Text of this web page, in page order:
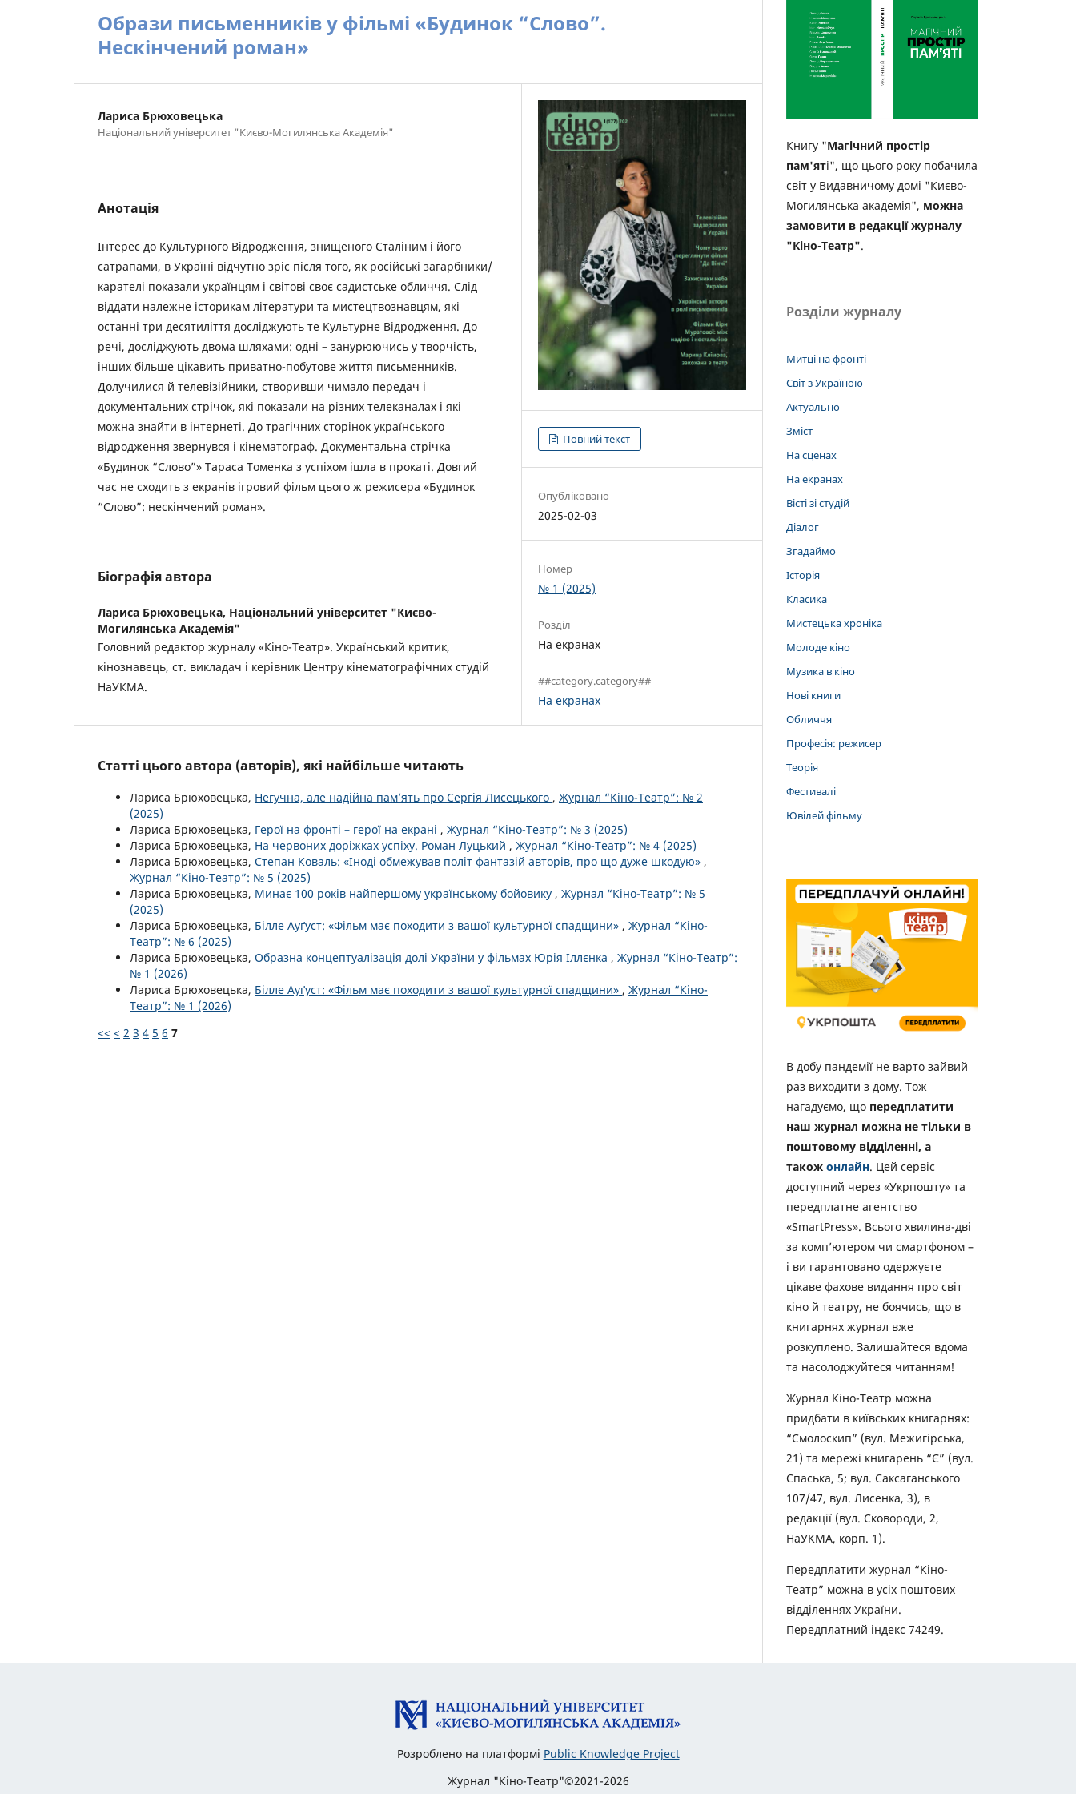
Образи письменників у фільмі «Будинок “Слово”.
Нескінчений роман»
Лариса Брюховецька
Національний університет "Києво-Могилянська Академія"
Анотація
Інтерес до Культурного Відродження, знищеного Сталіним і його
сатрапами, в Україні відчутно зріс після того, як російські загарбники/
карателі показали українцям і світові своє садистське обличчя. Слід
віддати належне історикам літератури та мистецтвознавцям, які
останні три десятиліття досліджують те Культурне Відродження. До
речі, досліджують двома шляхами: одні – занурюючись у творчість,
інших більше цікавить приватно-побутове життя письменників.
Долучилися й телевізійники, створивши чимало передач і
документальних стрічок, які показали на різних телеканалах і які
можна знайти в інтернеті. До трагічних сторінок українського
відродження звернувся і кінематограф. Документальна стрічка
«Будинок “Слово”» Тараса Томенка з успіхом ішла в прокаті. Довгий
час не сходить з екранів ігровий фільм цього ж режисера «Будинок
“Слово”: нескінчений роман».
Біографія автора
Лариса Брюховецька, Національний університет "Києво-
Могилянська Академія"
Головний редактор журналу «Кіно-Театр». Український критик,
кінознавець, ст. викладач і керівник Центру кінематографічних студій
НаУКМА.
Повний текст
Опубліковано
2025-02-03
Номер
№ 1 (2025)
Розділ
На екранах
##category.category##
На екранах
Статті цього автора (авторів), які найбільше читають
Лариса Брюховецька, Негучна, але надійна пам’ять про Сергія Лисецького , Журнал “Кіно-Театр”: № 2
(2025)
Лариса Брюховецька, Герої на фронті – герої на екрані , Журнал “Кіно-Театр”: № 3 (2025)
Лариса Брюховецька, На червоних доріжках успіху. Роман Луцький , Журнал “Кіно-Театр”: № 4 (2025)
Лариса Брюховецька, Степан Коваль: «Іноді обмежував політ фантазій авторів, про що дуже шкодую» ,
Журнал “Кіно-Театр”: № 5 (2025)
Лариса Брюховецька, Минає 100 років найпершому українському бойовику , Журнал “Кіно-Театр”: № 5
(2025)
Лариса Брюховецька, Білле Ауґуст: «Фільм має походити з вашої культурної спадщини» , Журнал “Кіно-
Театр”: № 6 (2025)
Лариса Брюховецька, Образна концептуалізація долі України у фільмах Юрія Іллєнка , Журнал “Кіно-Театр”:
№ 1 (2026)
Лариса Брюховецька, Білле Ауґуст: «Фільм має походити з вашої культурної спадщини» , Журнал “Кіно-
Театр”: № 1 (2026)
<< < 2 3 4 5 6 7
Книгу "Магічний простір
пам'яті", що цього року побачила
світ у Видавничому домі "Києво-
Могилянська академія", можна
замовити в редакції журналу
"Кіно-Театр".
Розділи журналу
Митці на фронті
Світ з Україною
Актуально
Зміст
На сценах
На екранах
Вісті зі студій
Діалог
Згадаймо
Історія
Класика
Мистецька хроніка
Молоде кіно
Музика в кіно
Нові книги
Обличчя
Професія: режисер
Теорія
Фестивалі
Ювілей фільму
В добу пандемії не варто зайвий
раз виходити з дому. Тож
нагадуємо, що передплатити
наш журнал можна не тільки в
поштовому відділенні, а
також онлайн. Цей сервіс
доступний через «Укрпошту» та
передплатне агентство
«SmartPress». Всього хвилина-дві
за комп’ютером чи смартфоном –
і ви гарантовано одержуєте
цікаве фахове видання про світ
кіно й театру, не боячись, що в
книгарнях журнал вже
розкуплено. Залишайтеся вдома
та насолоджуйтеся читанням!
Журнал Кіно-Театр можна
придбати в київських книгарнях:
“Смолоскип” (вул. Межигірська,
21) та мережі книгарень “Є” (вул.
Спаська, 5; вул. Саксаганського
107/47, вул. Лисенка, 3), в
редакції (вул. Сковороди, 2,
НаУКМА, корп. 1).
Передплатити журнал “Кіно-
Театр” можна в усіх поштових
відділеннях України.
Передплатний індекс 74249.
Розроблено на платформі Public Knowledge Project
Журнал "Кіно-Театр"©2021-2026